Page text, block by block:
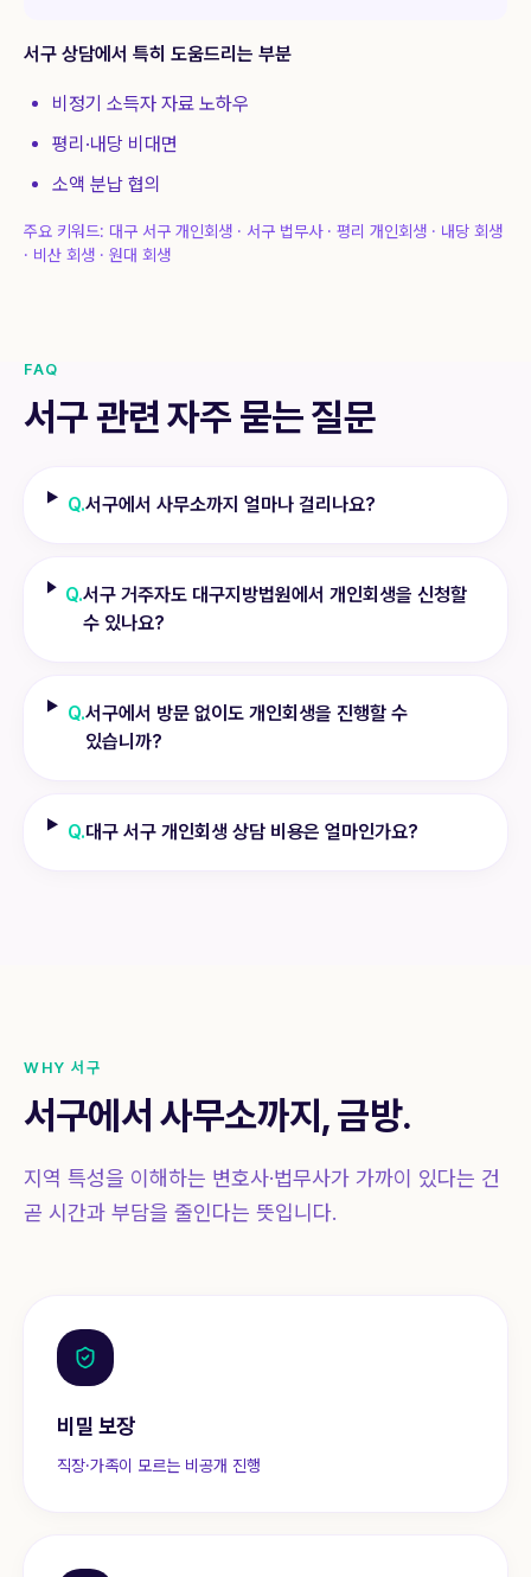
서구 상담에서 특히 도움드리는 부분
비정기 소득자 자료 노하우
평리·내당 비대면
소액 분납 협의
주요 키워드: 대구 서구 개인회생 · 서구 법무사 · 평리 개인회생 · 내당 회생
· 비산 회생 · 원대 회생
FAQ
서구관련 자주 묻는 질문
Q.서구에서 사무소까지 얼마나 걸리나요?
Q.서구 거주자도 대구지방법원에서 개인회생을 신청할
수 있나요?
Q.서구에서 방문 없이도 개인회생을 진행할 수
있습니까?
Q.대구 서구 개인회생 상담 비용은 얼마인가요?
WHY서구
서구에서 사무소까지, 금방.
지역 특성을 이해하는 변호사·법무사가 가까이 있다는 건
곧 시간과 부담을 줄인다는 뜻입니다.
비밀 보장
직장·가족이 모르는 비공개 진행